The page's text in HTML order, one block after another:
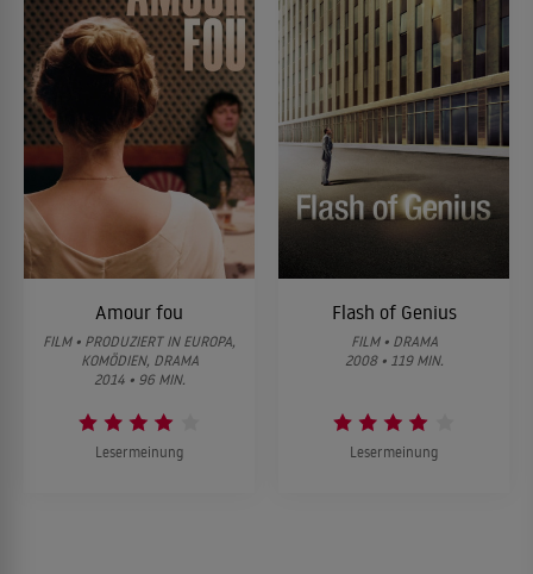
Amour fou
FILM • PRODUZIERT IN EUROPA,
KOMÖDIEN, DRAMA
2014 • 96 MIN.
Lesermeinung
Flash of Genius
FILM • DRAMA
2008 • 119 MIN.
Lesermeinung